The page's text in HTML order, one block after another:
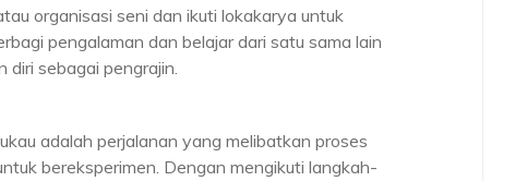
organisasi seni dan ikuti lokakarya untuk
pengalaman dan belajar dari satu sama lain
diri sebagai pengrajin.
adalah perjalanan yang melibatkan proses
bereksperimen. Dengan mengikuti langkah-